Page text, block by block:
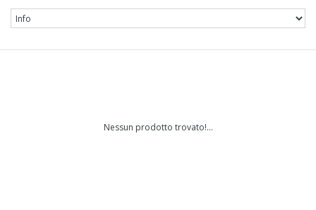
Nessun prodotto trovato!...